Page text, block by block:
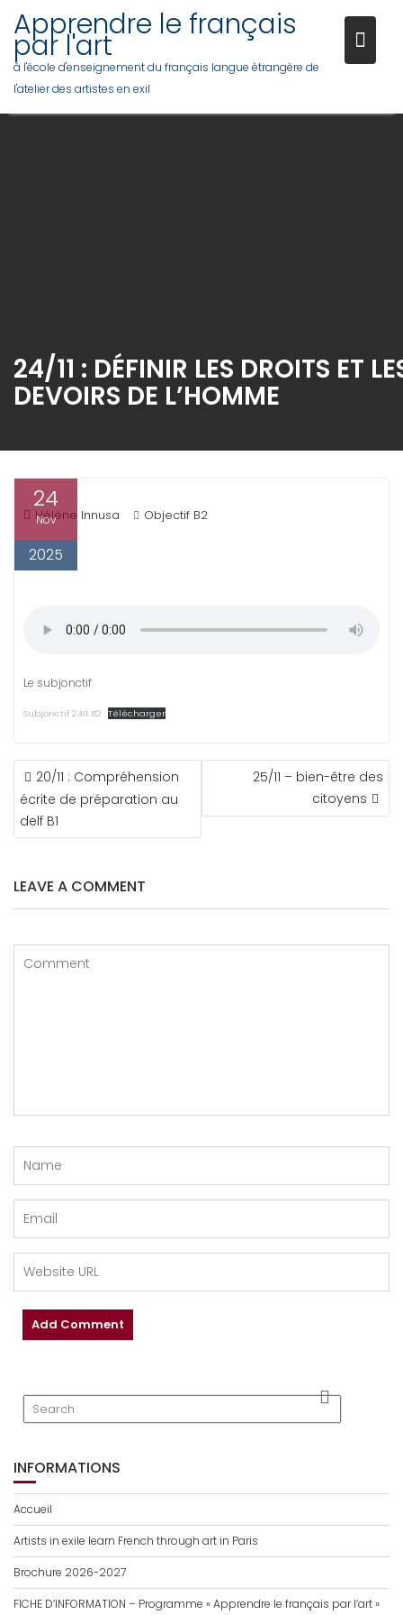
content
Apprendre le français
par l'art
à l'école d'enseignement du français langue étrangère de
l'atelier des artistes en exil
24/11 : DÉFINIR LES DROITS ET
DEVOIRS DE L’HOMME
24
Nov
2025
Hélène Innusa Objectif B2
Le subjonctif
Subjonctif 2411 B2 Télécharger
NAVIGATION
DE
L’ARTICLE
20/11 : Compréhension
écrite de préparation au
delf B1
25/11 – bien-être des
citoyens
LEAVE A COMMENT
INFORMATIONS
Accueil
Artists in exile learn French through art in Paris
Brochure 2026-2027
FICHE D’INFORMATION – Programme « Apprendre le français par l’art »